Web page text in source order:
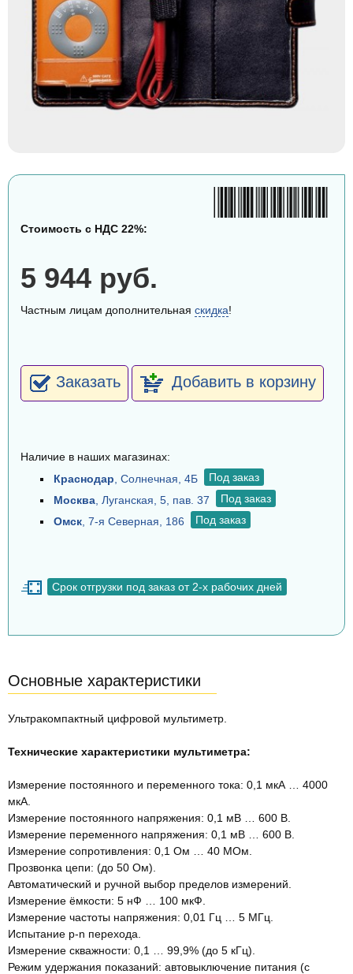
Стоимость с НДС 22%:
5 944 руб.
Частным лицам дополнительная скидка!
Заказать Добавить в корзину
Наличие в наших магазинах:
Краснодар , Солнечная, 4Б
Под заказ
Москва , Луганская, 5, пав. 37
Под заказ
Омск , 7-я Северная, 186 Под заказ
Срок отгрузки под заказ от 2-х рабочих дней
Основные характеристики
Ультракомпактный цифровой мультиметр.
Технические характеристики мультиметра:
Измерение постоянного и переменного тока: 0,1 мкА … 4000
мкА.
Измерение постоянного напряжения: 0,1 мВ … 600 В.
Измерение переменного напряжения: 0,1 мВ … 600 В.
Измерение сопротивления: 0,1 Ом … 40 МОм.
Прозвонка цепи: (до 50 Ом).
Автоматический и ручной выбор пределов измерений.
Измерение ёмкости: 5 нФ … 100 мкФ.
Измерение частоты напряжения: 0,01 Гц … 5 МГц.
Испытание p-n перехода.
Измерение скважности: 0,1 … 99,9% (до 5 кГц).
Режим удержания показаний: автовыключение питания (с